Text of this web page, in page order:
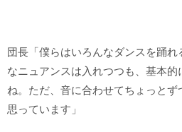
団長「僕らはいろんなダンスを踊
なニュアンスは入れつつも、基本
ね。ただ、音に合わせてちょっとず
思っています」